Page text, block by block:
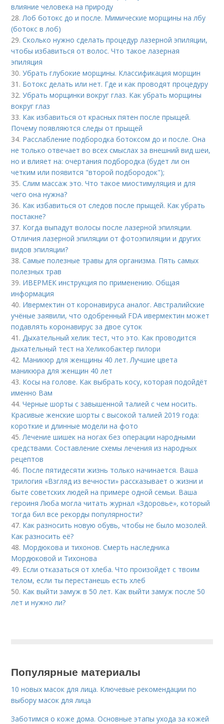
влияние человека на природу
28. Лоб ботокс до и после. Мимические морщины на лбу
(ботокс в лоб)
29.Сколько нужно сделать процедур лазерной эпиляции,
чтобы избавиться от волос. Что такое лазерная
эпиляция
30.Убрать глубокие морщины. Классификация морщин
31. Ботокс делать или нет. Где и как проводят процедуру
32.Убрать морщинки вокруг глаз. Как убрать морщины
вокруг глаз
33. Как избавиться от красных пятен после прыщей.
Почему появляются следы от прыщей
34. Расслабление подбородка ботоксом до и после. Она
не только отвечает во всех смыслах за внешний вид шеи,
но и влияет на: очертания подбородка (будет ли он
четким или появится "второй подбородок");
35.Слим массаж это. Что такое миостимуляция и для
чего она нужна?
36. Как избавиться от следов после прыщей. Как убрать
постакне?
37. Когда выпадут волосы после лазерной эпиляции.
Отличия лазерной эпиляции от фотоэпиляции и других
видов эпиляции?
38.Самые полезные травы для организма. Пять самых
полезных трав
39. ИВЕРМЕК инструкция по применению. Общая
информация
40. Ивермектин от коронавируса аналог. Австралийские
учёные заявили, что одобренный FDA ивермектин может
подавлять коронавирус за двое суток
41. Дыхательный хелик тест, что это. Как проводится
дыхательный тест на Хеликобактер пилори
42. Маникюр для женщины 40 лет. Лучшие цвета
маникюра для женщин 40 лет
43. Косы на голове. Как выбрать косу, которая подойдёт
именно Вам
44.Черные шорты с завышенной талией с чем носить.
Красивые женские шорты с высокой талией 2019 года:
короткие и длинные модели на фото
45. Лечение шишек на ногах без операции народными
средствами. Составление схемы лечения из народных
рецептов
46. После пятидесяти жизнь только начинается. Ваша
трилогия «Взгляд из вечности» рассказывает о жизни и
быте советских людей на примере одной семьи. Ваша
героиня Люба могла читать журнал «Здоровье», который
тогда бил все рекорды популярности?
47. Как разносить новую обувь, чтобы не было мозолей.
Как разносить её?
48. Мордюкова и тихонов. Смерть наследника
Мордюковой и Тихонова
49. Если отказаться от хлеба. Что произойдет с твоим
телом, если ты перестанешь есть хлеб
50. Как выйти замуж в 50 лет. Как выйти замуж после 50
лет и нужно ли?
Популярные материалы
10 новых масок для лица. Ключевые рекомендации по
выбору масок для лица
Заботимся о коже дома. Основные этапы ухода за кожей